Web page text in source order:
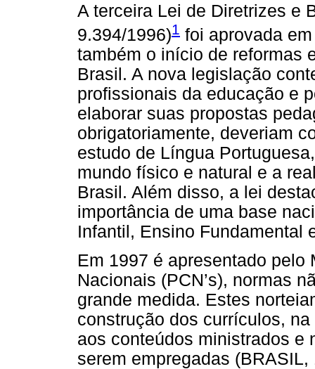
A terceira Lei de Diretrizes e
9.394/1996)1 foi aprovada
também o início de reformas
Brasil. A nova legislação
profissionais da educação e
elaborar suas propostas
obrigatoriamente, deveriam
estudo de Língua
mundo físico e natural e a
Brasil. Além disso, a lei
importância de uma base
Infantil, Ensino Fundamental
Em 1997 é apresentado pelo
Nacionais (PCN’s), normas
grande medida. Estes
construção dos currículos,
aos conteúdos ministrados e
serem empregadas (BRASIL,